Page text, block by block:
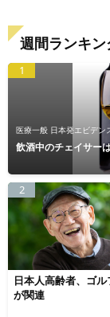
週間ランキン
1
医療一般 日本発エビデン
飲酒中のチェイサー
2
日本人高齢者、ゴ
が関連